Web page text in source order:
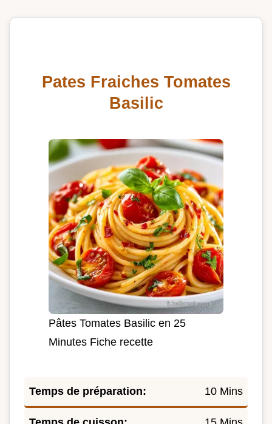
Pates Fraiches Tomates
Basilic
Pâtes Tomates Basilic en 25
Minutes Fiche recette
Temps de préparation: 10 Mins